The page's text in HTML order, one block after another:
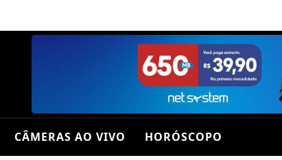
CÂMERAS AO VIVO HORÓSCOPO